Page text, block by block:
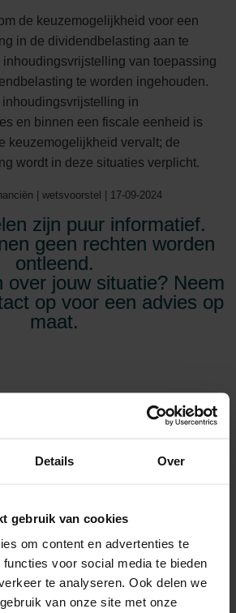
Details Over
gebruik van cookies
om content en advertenties te
voor social media te bieden
te analyseren. Ook delen we
van onze site met onze
de keuzemogelijkheid voor een
in de dividendbelasting aan te
van toepassing
te worden ingehouden.
in
en binnen een fiscale eenheid is
keuzemogelijkheid vervalt; de
wordt in deze situaties verplicht.
| wetsvoorstel | 17-09-2024
zijn puur informatief.
geen rechten worden
ontleend.
over jouw situatie? Neem
op voor een advies op
maat.